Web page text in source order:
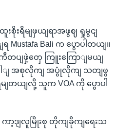
စိုးရိမျဖှယျရာအဖွဈ ရှုမွငျ
Mustafa Bali က ပွောပါတယျ။
တပျဖှဲ့တှေ ကြူးကြောျမယျ
ျ အစုလိုကျ အပွုံလိုကျ သတျဖွ
ျတယျလို့ သူက VOA ကို ပွောပါ
ာ့ဒျလူမြိုးစု တိုကျခိုကျရေးသ